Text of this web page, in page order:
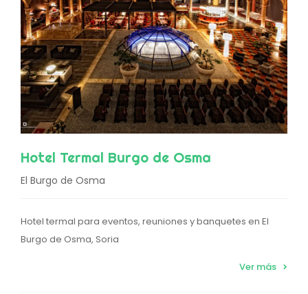
Hotel Termal Burgo de Osma
El Burgo de Osma
Hotel termal para eventos, reuniones y banquetes en El
Burgo de Osma, Soria
Ver más